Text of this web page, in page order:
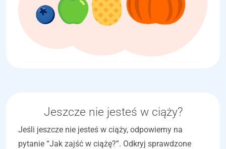
Jeszcze nie jesteś w ciąży?
Jeśli jeszcze nie jesteś w ciąży, odpowiemy na
pytanie “Jak zajść w ciążę?”. Odkryj sprawdzone